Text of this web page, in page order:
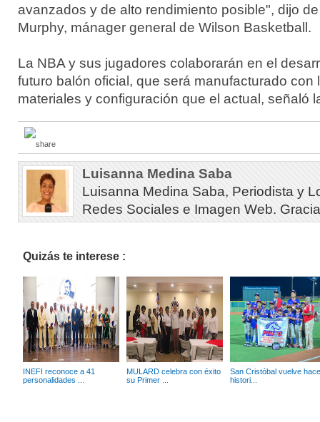
avanzados y de alto rendimiento posible", dijo
Murphy, mánager general de Wilson Basketball.
La NBA y sus jugadores colaborarán en el
futuro balón oficial, que será manufacturado con
materiales y configuración que el actual, señaló
Luisanna Medina Saba
Luisanna Medina Saba, Periodista y
Redes Sociales e Imagen Web.
Quizás te interese :
INEFI reconoce a 41
personalidades ...
MULARD celebra con éxito
su Primer ...
San Cristóbal vuelve
histori...